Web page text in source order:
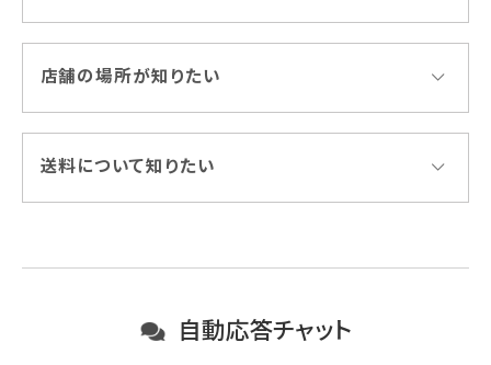
店舗の場所が知りたい
送料について知りたい
自動応答チャット